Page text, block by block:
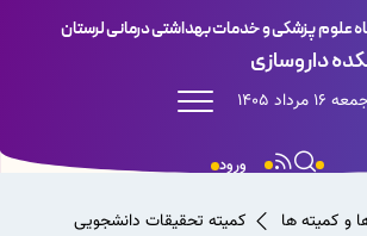
علوم پزشکی و خدمات بهداشتی درمانی لرستان
داروسازی
16 مرداد 1405
ورود
و کمیته ها کمیته تحقیقات دانشجویی